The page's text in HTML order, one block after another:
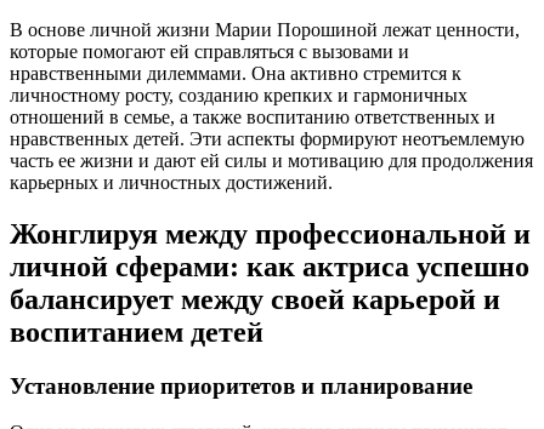
В основе личной жизни Марии Порошиной лежат ценности,
которые помогают ей справляться с вызовами и
нравственными дилеммами. Она активно стремится к
личностному росту, созданию крепких и гармоничных
отношений в семье, а также воспитанию ответственных и
нравственных детей. Эти аспекты формируют неотъемлемую
часть ее жизни и дают ей силы и мотивацию для продолжения
карьерных и личностных достижений.
Жонглируя между профессиональной и
личной сферами: как актриса успешно
балансирует между своей карьерой и
воспитанием детей
Установление приоритетов и планирование